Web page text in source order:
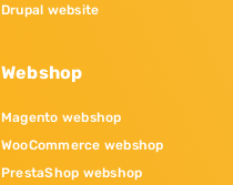
Drupal website
Webshop
Magento webshop
WooCommerce webshop
PrestaShop webshop